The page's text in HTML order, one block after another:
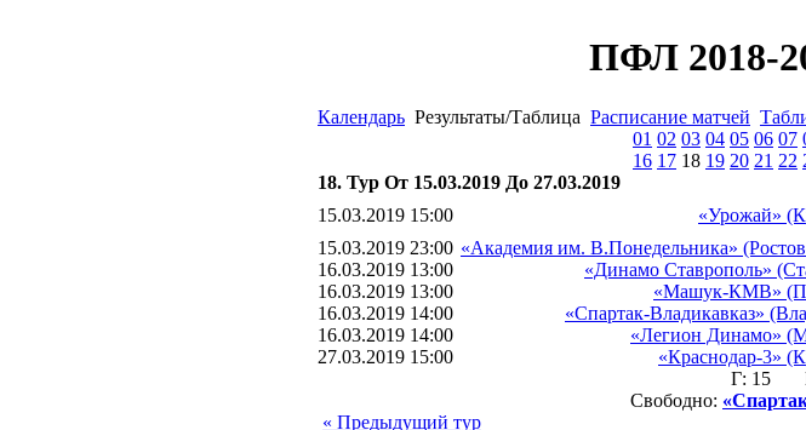
ПФЛ 2018-
Календарь Результаты/Таблица Расписание матчей
01 02 03 04 05 06 07
16 17 18 19 20 21 22
18. Тур От 15.03.2019 До 27.03.2019
15.03.2019 15:00
«Урожай»
15.03.2019 23:00 «Академия им. В.Понедельника»
16.03.2019 13:00
«Динамо Ставрополь»
16.03.2019 13:00
«Машук-КМВ»
16.03.2019 14:00
«Спартак-Владикавказ»
16.03.2019 14:00
«Легион Динамо»
27.03.2019 15:00
«Краснодар-3»
Г: 15
Свободно:
« Предыдущий тур